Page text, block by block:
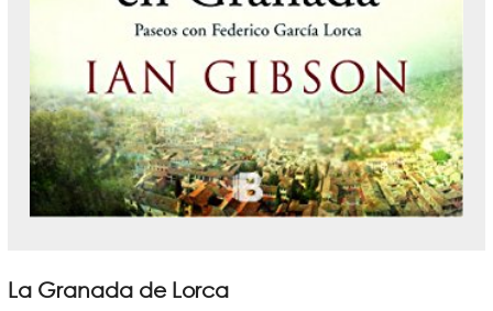
La Granada de Lorca